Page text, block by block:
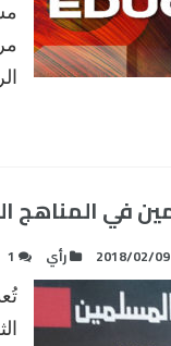
في المناهج
2018/02/09 رأي 1